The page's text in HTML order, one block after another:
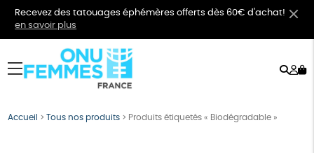
Recevez des tatouages éphémères offerts dès 60€ d'achat!
en savoir plus
menu
Accueil >Tous nos produits > Produits étiquetés « Biodégradable »